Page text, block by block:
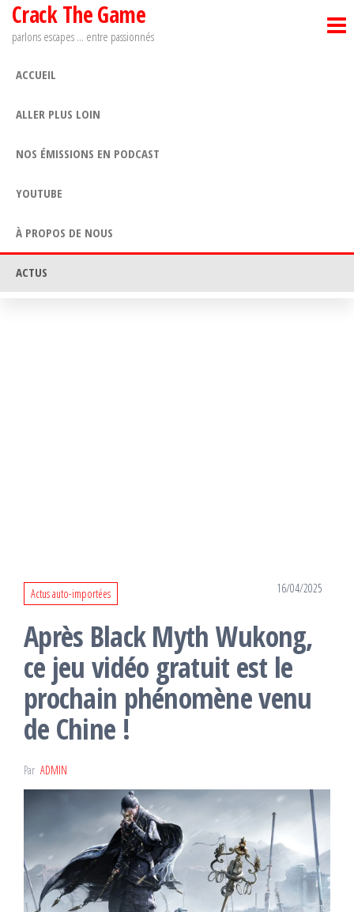
Passer
Crack The Game
parlons escapes … entre passionnés
ACCUEIL
ALLER PLUS LOIN
NOS ÉMISSIONS EN PODCAST
YOUTUBE
À PROPOS DE NOUS
ACTUS
Actus auto-importées 16/04/2025
Après Black Myth Wukong,
ce jeu vidéo gratuit est le
prochain phénomène venu
de Chine !
Par ADMIN